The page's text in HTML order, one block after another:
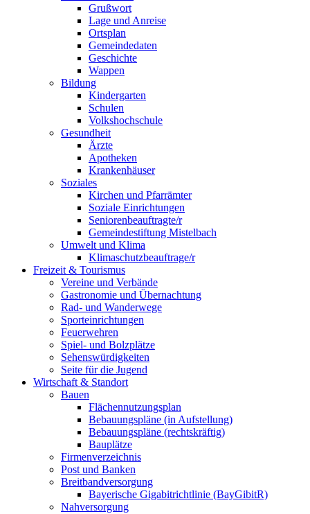
Grußwort
Lage und Anreise
Ortsplan
Gemeindedaten
Geschichte
Wappen
Bildung
Kindergarten
Schulen
Volkshochschule
Gesundheit
Ärzte
Apotheken
Krankenhäuser
Soziales
Kirchen und Pfarrämter
Soziale Einrichtungen
Seniorenbeauftragte/r
Gemeindestiftung Mistelbach
Umwelt und Klima
Klimaschutzbeauftrage/r
Freizeit & Tourismus
Vereine und Verbände
Gastronomie und Übernachtung
Rad- und Wanderwege
Sporteinrichtungen
Feuerwehren
Spiel- und Bolzplätze
Sehenswürdigkeiten
Seite für die Jugend
Wirtschaft & Standort
Bauen
Flächennutzungsplan
Bebauungspläne (in Aufstellung)
Bebauungspläne (rechtskräftig)
Bauplätze
Firmenverzeichnis
Post und Banken
Breitbandversorgung
Bayerische Gigabitrichtlinie (BayGibitR)
Nahversorgung